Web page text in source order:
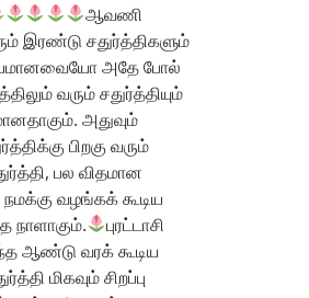
ஆவணி
இரண்டு சதுர்த்திகளும்
அதே போல்
வரும் சதுர்த்தியும்
அதுவும்
பிறகு வரும்
பல விதமான
வழங்கக் கூடிய
நாளாகும்.
புரட்டாசி
ஆண்டு வரக் கூடிய
மிகவும் சிறப்பு